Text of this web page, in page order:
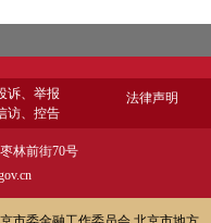
诉、举报
访、控告
法律声明
林前街70号